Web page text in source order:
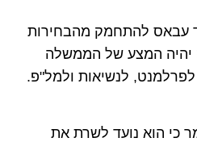
עבאס להתחמק מהבחירות
יהיה המצע של הממשלה
לנשיאות ולמל"פ.
כי הוא נועד לשרת את